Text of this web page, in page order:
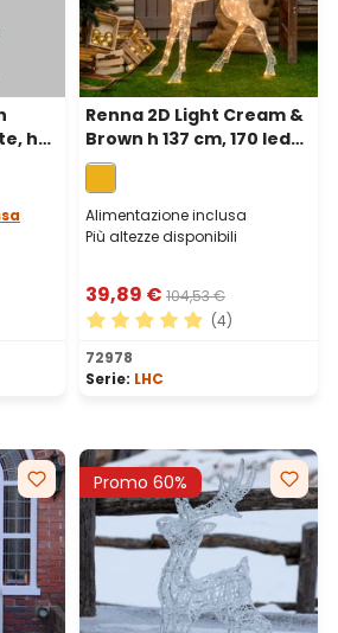
h
5 su 5 stelle
Renna 2D Light Cream &
Brown h 137 cm, 170 led
bianco extra caldo
Alimentazione inclusa
Più altezze disponibili
39,89 € 104,53 €
Valutazione media di 5 su
(4)
72978
Serie: LHC
Promo 60%